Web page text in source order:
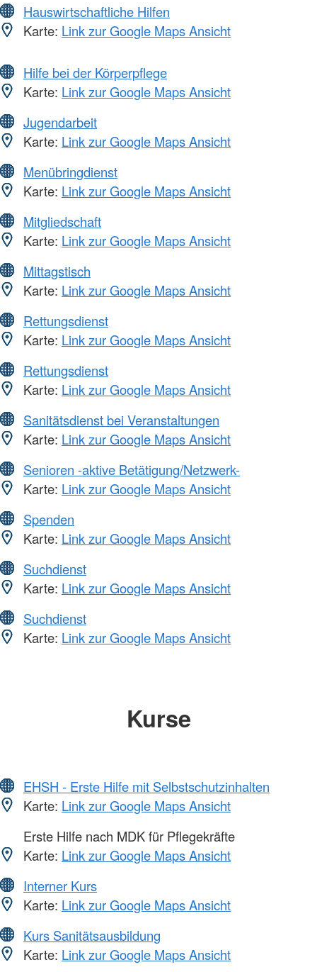
Hauswirtschaftliche Hilfen
Karte: Link zur Google Maps Ansicht
Hilfe bei der Körperpflege
Karte: Link zur Google Maps Ansicht
Jugendarbeit
Karte: Link zur Google Maps Ansicht
Menübringdienst
Karte: Link zur Google Maps Ansicht
Mitgliedschaft
Karte: Link zur Google Maps Ansicht
Mittagstisch
Karte: Link zur Google Maps Ansicht
Rettungsdienst
Karte: Link zur Google Maps Ansicht
Rettungsdienst
Karte: Link zur Google Maps Ansicht
Sanitätsdienst bei Veranstaltungen
Karte: Link zur Google Maps Ansicht
Senioren -aktive Betätigung/Netzwerk-
Karte: Link zur Google Maps Ansicht
Spenden
Karte: Link zur Google Maps Ansicht
Suchdienst
Karte: Link zur Google Maps Ansicht
Suchdienst
Karte: Link zur Google Maps Ansicht
Kurse
EHSH - Erste Hilfe mit Selbstschutzinhalten
Karte: Link zur Google Maps Ansicht
Erste Hilfe nach MDK für Pflegekräfte
Karte: Link zur Google Maps Ansicht
Interner Kurs
Karte: Link zur Google Maps Ansicht
Kurs Sanitätsausbildung
Karte: Link zur Google Maps Ansicht